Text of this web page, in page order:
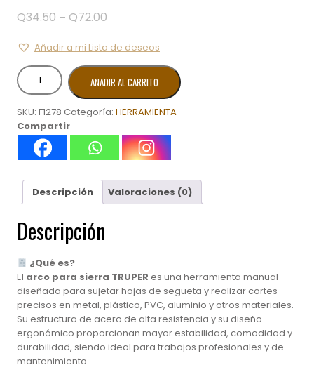
Q34.50 – Q72.00
Q34.50
Añadir a mi Lista de deseos
ARCO
P/SIERRA
cantidad
AÑADIR AL CARRITO
SKU: F1278 Categoría: HERRAMIENTA
Compartir
Descripción Valoraciones (0)
Descripción
¿Qué es?
El arco para sierra TRUPER es una herramienta manual
diseñada para sujetar hojas de segueta y realizar cortes
precisos en metal, plástico, PVC, aluminio y otros materiales.
Su estructura de acero de alta resistencia y su diseño
ergonómico proporcionan mayor estabilidad, comodidad y
durabilidad, siendo ideal para trabajos profesionales y de
mantenimiento.